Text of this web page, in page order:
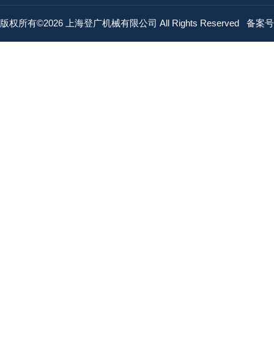
版权所有©2026 上海登广机械有限公司 All Rights Reserved 备案